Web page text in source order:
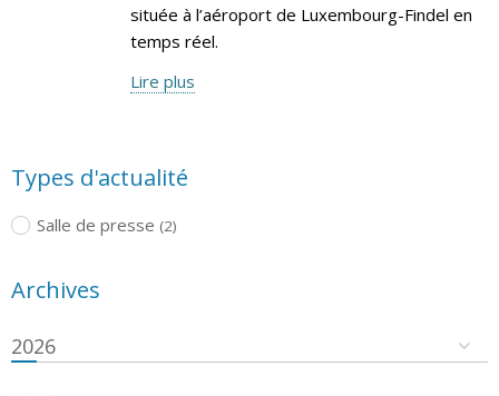
située à l’aéroport de Luxembourg-Findel en
temps réel.
Lire plus
Types d'actualité
Salle de presse (2)
Archives
2026